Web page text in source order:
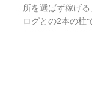
所を選ばず稼げ
ログとの2本の柱